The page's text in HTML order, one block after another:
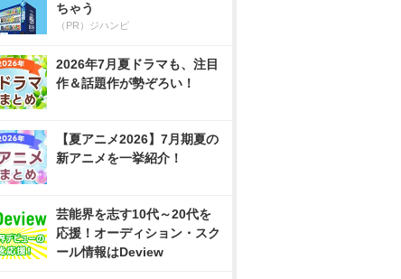
ちゃう
（PR）ジハンピ
2026年7月夏ドラマも、注目
作＆話題作が勢ぞろい！
【夏アニメ2026】7月期夏の
新アニメを一挙紹介！
芸能界を志す10代～20代を
応援！オーディション・スク
ール情報はDeview